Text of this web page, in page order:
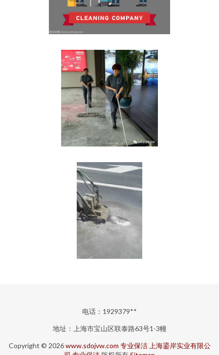
电话：1929379**
地址：上海市宝山区联泰路63号1-3幢
Copyright © 2026www.sdojvw.com 专业保洁 上海鎏岸实业有限公